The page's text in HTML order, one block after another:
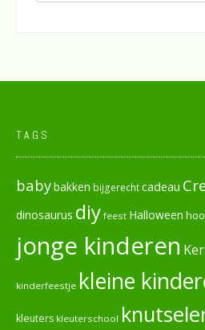
TAGS
babybakken bijgerechtcadeau
dinosaurus diy feest Halloween
jonge kinderen
kinderfeestje kleine
kleuters kleuterschool